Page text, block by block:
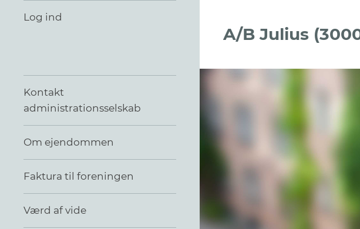
Log ind
Kontakt
administrationsselskab
Om ejendommen
Faktura til foreningen
Værd af vide
A/B Julius